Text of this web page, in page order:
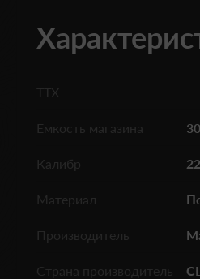
ТТХ
Емкость магазина 30
Калибр
Материал
Производитель
Страна производитель